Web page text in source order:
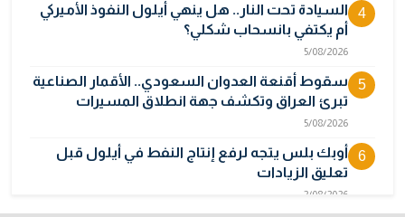
4
السيادة تحت النار.. هل ينهي أيلول النفوذ الأميركي
أم يكتفي بانسحاب شكلي؟
5/08/2026
5
سقوط أقنعة العدوان السعودي.. الأقمار الصناعية
تبرئ العراق وتكشف جهة انطلاق المسيرات
5/08/2026
6
أوبك بلس يتجه لرفع إنتاج النفط في أيلول قبل
تعليق الزيادات
2/08/2026